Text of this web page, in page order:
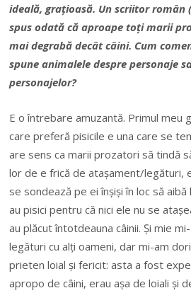
ideală, grațioasă. Un scriitor român
spus odată că aproape toți marii
mai degrabă decât câini. Cum
spune animalele despre personaje
personajelor?
E o întrebare amuzantă. Primul meu
care preferă pisicile e una care se
are sens ca marii prozatori să tindă
lor de e frică de atașament/legături,
se sondează pe ei înșiși în loc să
au pisici pentru că nici ele nu se
au plăcut întotdeauna câinii. Și mie
legături cu alți oameni, dar mi-am
prieten loial și fericit: asta a fost
apropo de câini, erau așa de loiali și